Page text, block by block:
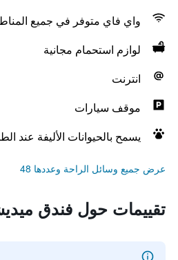
واي فاي متوفر في جميع
لوازم استحمام مجانية
انترنت
موقف سيارات
يسمح بالحيوانات الأليفة عند
عرض جميع وسائل الراحة وعددها 48
تقييمات حول فندق